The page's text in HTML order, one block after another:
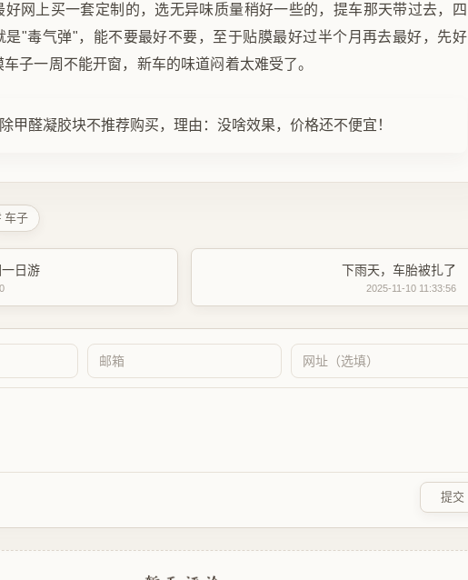
好网上买一套定制的，选无异味质量稍好一些的，提车那天带过去，四
是"毒气弹"，能不要最好不要，至于贴膜最好过半个月再去最好，先好
子一周不能开窗，新车的味道闷着太难受了。
甲醛凝胶块不推荐购买，理由：没啥效果，价格还不便宜！
车子
日游 下雨天，车胎被扎了
2025-11-10 11:33:56
提交